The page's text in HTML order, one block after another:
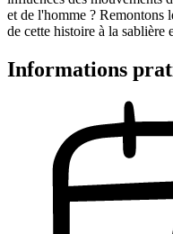
et de l'homme ? Remontons
de cette histoire à la
Informations